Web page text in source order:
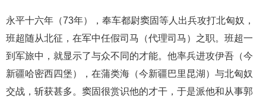
永平十六年（73年），奉车都尉窦固等人出兵攻打北匈奴，
班超随从北征，在军中任假司马（代理司马）之职。班超一
到军旅中，就显示了与众不同的才能。他率兵进攻伊吾（今
新疆哈密西四堡），在蒲类海（今新疆巴里昆湖）与北匈奴
交战，斩获甚多。窦固很赏识他的才干，于是派他和从事郭